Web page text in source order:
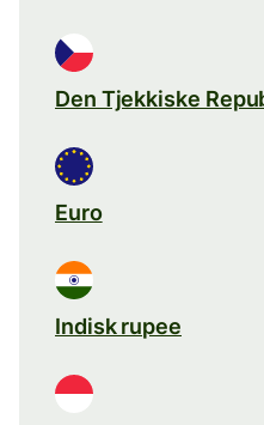
Den Tjekkiske
Euro
Indisk rupee